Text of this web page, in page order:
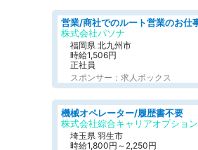
株式会社パソナ
福岡県 北九州市
時給1,506円
正社員
スポンサー：求人ボックス
機械オペレーター/履歴書不要
株式会社綜合キャリアオプション
埼玉県 羽生市
時給1,800円～2,250円